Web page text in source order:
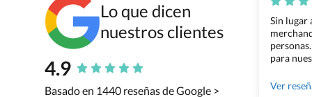
Lo que dicen
nuestros clientes
4.9
Basado en 1440 reseñas de Google >
Sin lugar
para
Ver